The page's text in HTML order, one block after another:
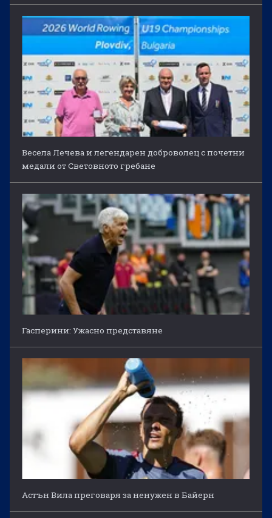
Весела Лечева и легендарен доброволец с почетни
медали от Световното гребане
Гасперини: Ужасно представяне
Астън Вила преговаря за ненужен в Байерн